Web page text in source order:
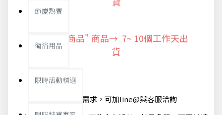
節慶熱賣
衛浴用品
限時活動精選
貨
"預購商品" 商品→ 7~ 10個工作天出
貨
@如有急單需求，可加line@與客服洽詢